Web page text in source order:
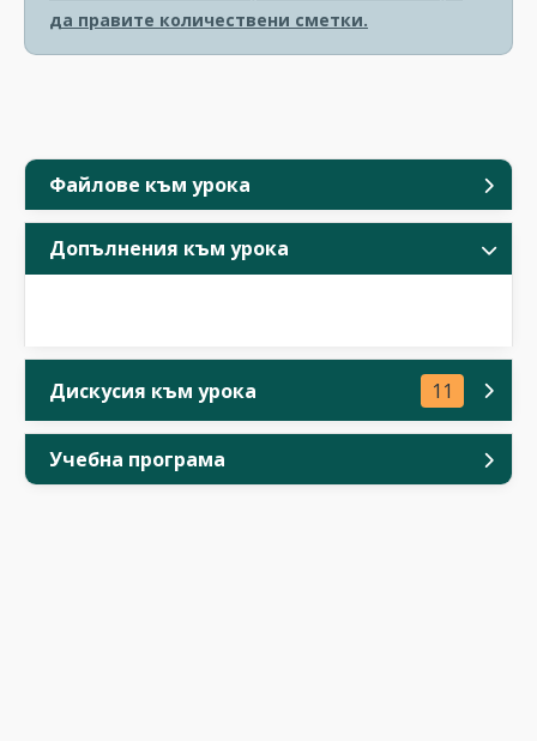
Файлове към урока
Допълнения към урока
Дискусия към урока 11
Учебна програма
да правите количествени сметки.